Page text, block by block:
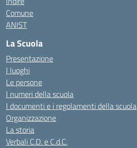
Comune
ANIST
La Scuola
Presentazione
I luoghi
Le persone
I numeri della scuola
I documenti e i regolamenti della scuola
Organizzazione
La storia
Verbali C.D. e C.d.C.